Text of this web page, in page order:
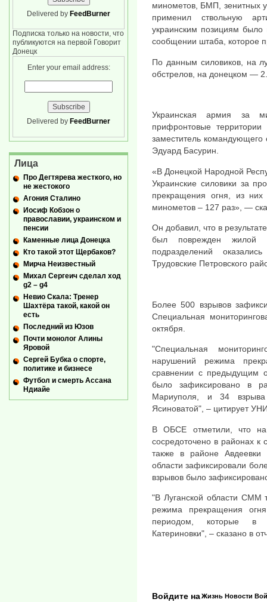
минометов, БМП, зенитных
применил ствольную
украинским позициям
сообщении штаба, которое
По данным силовиков, на
обстрелов, на донецком — 2.
Украинская армия за
прифронтовые
заместитель
Эдуард Басурин.
«В Донецкой Народной
Украинские силовики за
прекращения огня, из
минометов – 127 раз», —
Он добавил, что в
был поврежден жилой
подразделений
Трудовские Петровского
Более 500 взрывов
Специальная
октября.
"Специальная
нарушений режима
сравнении с предыдущим
было зафиксировано в
Мариуполя, и 34
Ясиноватой", – цитирует
В ОБСЕ отметили, что
сосредоточено в районах к
также в районе
области зафиксировали
взрывов было
"В Луганской области СММ
режима прекращения
периодом, которые в
Катериновки", – сказано в
Жизнь Новости
Войдите на
Delivered by FeedBurner
Подписка только на новости, что
публикуются на первой Говорит
Донецк
Enter your email address:
Delivered by FeedBurner
Лица
Про Дегтярева жесткого, но
не жестокого
Агония Сталино
Иосиф Кобзон о
православии, украинском и
пенсии
Каменные лица Донецка
Кто такой этот Щербаков?
Мирча Неизвестный
Михал Сергеич сделал ход
g2 – g4
Невио Скала: Тренер
Шахтёра такой, какой он
есть
Последний из Юзов
Почти монолог Алины
Яровой
Сергей Бубка о спорте,
политике и бизнесе
Футбол и смерть Ассана
Ндиайе